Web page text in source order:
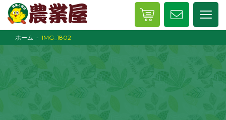
ホーム IMG_1802